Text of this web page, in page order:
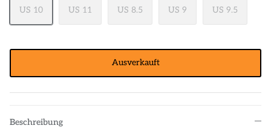
US 10 US 11 US 8.5 US 9 US 9.5
Ausverkauft
Beschreibung